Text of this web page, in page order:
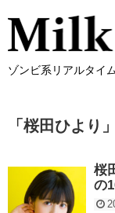
ゾンビ系リアルタイ
「 桜田ひより 」
桜
の